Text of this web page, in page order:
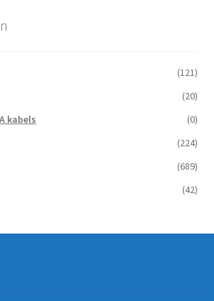
(121)
(20)
kabels
(0)
(224)
(689)
(42)